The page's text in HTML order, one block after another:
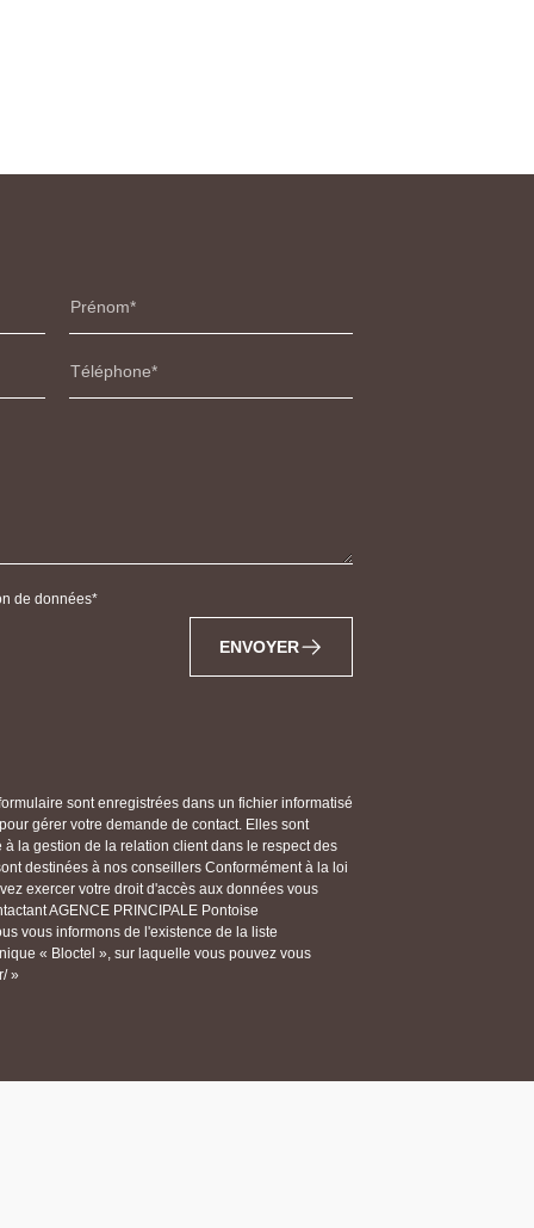
Prénom
Téléphone
de données
ENVOYER
sont enregistrées dans un fichier informatisé
gérer votre demande de contact. Elles sont
la gestion de la relation client dans le respect des
destinées à nos conseillers Conformément à la loi
exercer votre droit d'accès aux données vous
AGENCE PRINCIPALE Pontoise
vous informons de l'existence de la liste
« Bloctel », sur laquelle vous pouvez vous
»